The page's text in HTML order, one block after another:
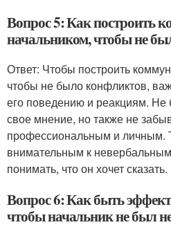
Вопрос 5: Как построить
начальником, чтобы не
Ответ: Чтобы построить
чтобы не было конфликтов,
его поведению и реакциям. Не
свое мнение, но также не
профессиональным и личным.
внимательным к
понимать, что он хочет сказать.
Вопрос 6: Как быть
чтобы начальник не был